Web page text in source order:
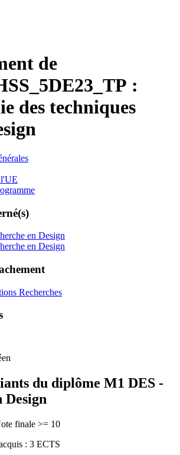
de
:
des techniques
en Design
en Design
Recherches
du diplôme M1 DES -
Design
finale >= 10
: 3 ECTS